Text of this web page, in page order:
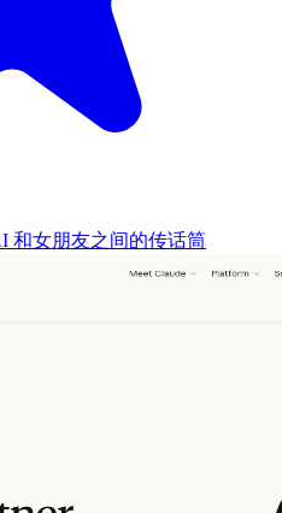
和女朋友之间的传话筒